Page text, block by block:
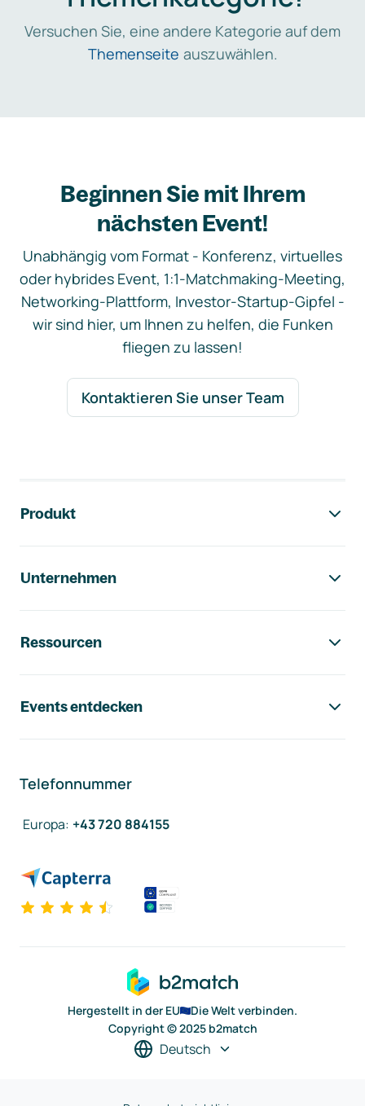
Versuchen Sie, eine andere Kategorie auf dem
Themenseite auszuwählen.
Beginnen Sie mit Ihrem
nächsten Event!
Unabhängig vom Format - Konferenz, virtuelles
oder hybrides Event, 1:1-Matchmaking-Meeting,
Networking-Plattform, Investor-Startup-Gipfel -
wir sind hier, um Ihnen zu helfen, die Funken
fliegen zu lassen!
Kontaktieren Sie unser Team
Produkt
Unternehmen
Ressourcen
Events entdecken
Telefonnummer
Europa: +43 720 884155
Hergestellt in der EU
Die Welt verbinden.
Copyright © 2025 b2match
Deutsch